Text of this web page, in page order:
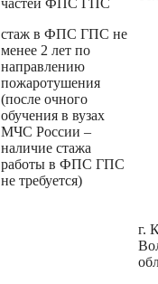
частей ФПС ГПС
стаж в ФПС ГПС не
менее 2 лет по
направлению
пожаротушения
(после очного
обучения в вузах
МЧС России –
наличие стажа
работы в ФПС ГПС
не требуется)
г.